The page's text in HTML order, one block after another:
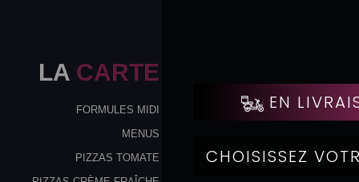
LA CARTE
FORMULES MIDI
MENUS
PIZZAS TOMATE